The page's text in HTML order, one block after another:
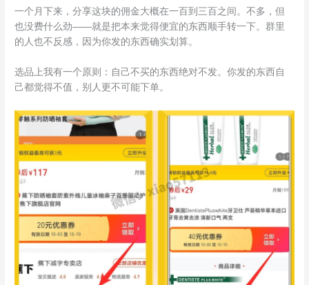
一个月下来，分享这块的佣金大概在一百到三百之间。不多，但
也没费什么劲——就是把本来觉得便宜的东西顺手转一下。群里
的人也不反感，因为你发的东西确实划算。
选品上我有一个原则：自己不买的东西绝对不发。你发的东西自
己都觉得不值，别人更不可能下单。